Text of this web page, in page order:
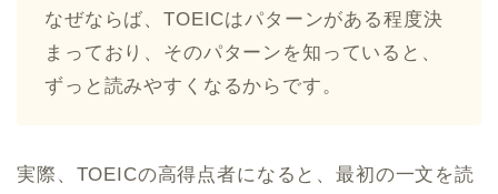
なぜならば、TOEICはパターンがある程度決
まっており、そのパターンを知っていると、
ずっと読みやすくなるからです。
実際、TOEICの高得点者になると、最初の一文を読